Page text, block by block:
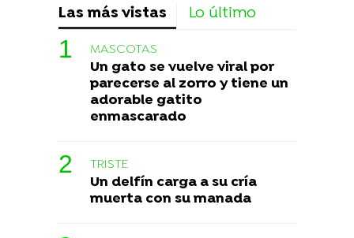
Las más vistas Lo último
MASCOTAS
Un gato se vuelve viral por
parecerse al zorro y tiene un
adorable gatito
enmascarado
TRISTE
Un delfín carga a su cría
muerta con su manada